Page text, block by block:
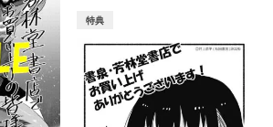
特典